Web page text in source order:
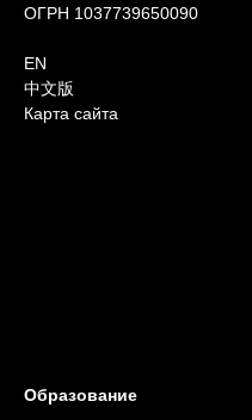
ОГРН 1037739650090
EN
中文版
Карта сайта
Образование